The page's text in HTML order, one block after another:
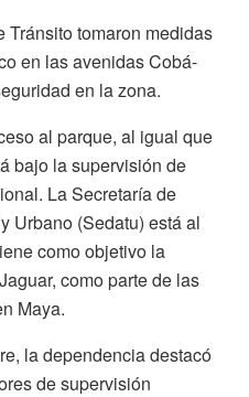
Tránsito tomaron medidas
en las avenidas Cobá-
en la zona.
al parque, al igual que
bajo la supervisión de
La Secretaría de
Urbano (Sedatu) está al
como objetivo la
como parte de las
Maya.
la dependencia destacó
de supervisión